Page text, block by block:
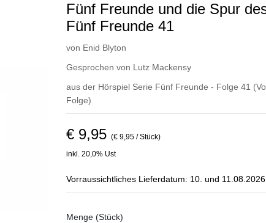
Fünf Freunde und die Spur
Fünf Freunde 41
von Enid Blyton
Gesprochen von Lutz Mackensy
aus der Hörspiel Serie Fünf Freunde - Folge 41
Folge)
€ 9,95 (€ 9,95 / Stück)
inkl. 20,0% Ust
Vorraussichtliches Lieferdatum: 10. und 11.08.2026
Menge (Stück)